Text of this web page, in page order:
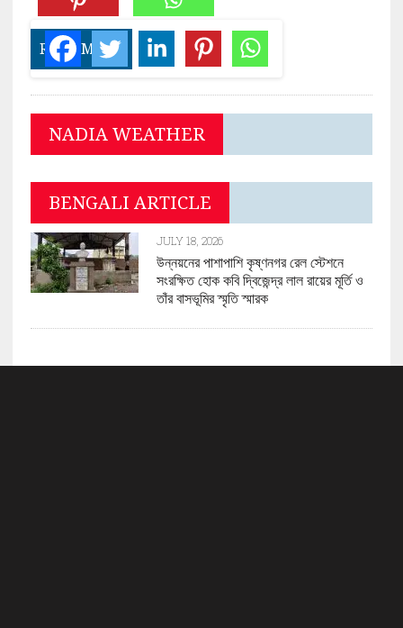
READ MORE
NADIA WEATHER
BENGALI ARTICLE
JULY 18, 2026
উন্নয়নের পাশাপাশি কৃষ্ণনগর রেল স্টেশনে
সংরক্ষিত হোক কবি দ্বিজেন্দ্র লাল রায়ের মূর্তি ও
তাঁর বাসভূমির স্মৃতি স্মারক